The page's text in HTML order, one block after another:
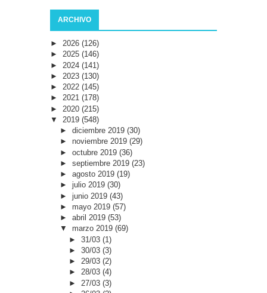
ARCHIVO
► 2026 (126)
► 2025 (146)
► 2024 (141)
► 2023 (130)
► 2022 (145)
► 2021 (178)
► 2020 (215)
▼ 2019 (548)
► diciembre 2019 (30)
► noviembre 2019 (29)
► octubre 2019 (36)
► septiembre 2019 (23)
► agosto 2019 (19)
► julio 2019 (30)
► junio 2019 (43)
► mayo 2019 (57)
► abril 2019 (53)
▼ marzo 2019 (69)
►31/03(1)
►30/03(3)
►29/03(2)
►28/03(4)
► 27/03(3)